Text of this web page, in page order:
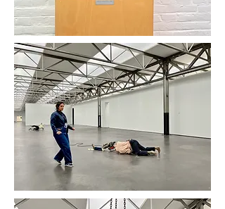
Jan de Pont (1915-1987)
Meiro Koizumi